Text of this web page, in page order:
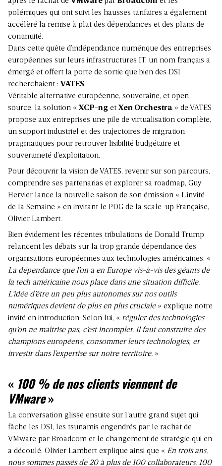
polémiques qui ont suivi les hausses tarifaires a également
accélèré la remise à plat des dépendances et des plans de
continuité.
Dans cette quête d’indépendance numérique des entreprises
européennes sur leurs infrastructures IT, un nom français a
émergé et offert la porte de sortie que bien des DSI
recherchaient : VATES.
Véritable alternative européenne, souveraine, et open
source, la solution « XCP-ng et Xen Orchestra » de VATES
propose aux entreprises une pile de virtualisation complète,
un support industriel et des trajectoires de migration
pragmatiques pour retrouver lisibilité budgétaire et
souveraineté d’exploitation.
Pour découvrir la vision de VATES, revenir sur son parcours,
comprendre ses partenarias et explorer sa roadmap, Guy
Hervier lance la nouvelle saison de son émission « L’invité
de la Semaine » en invitant le PDG de la scale-up Française,
Olivier Lambert.
Bien évidement les récentes tribulations de Donald Trump
relancent les débats sur la trop grande dépendance des
organisations européennes aux technologies américaines. «
La dépendance que l’on a en Europe vis-à-vis des géants de
la tech américaine nous place dans une situation difficile.
L’idée d’être un peu plus autonomes sur nos outils
numériques devient de plus en plus cruciale» explique notre
invité en introduction. Selon lui, « réguler des technologies
qu’on ne maîtrise pas, c’est incomplet. Il faut construire des
champions européens, consommer leurs technologies, et
investir dans l’expertise sur notre territoire. »
« 100 % de nos clients viennent de
VMware»
La conversation glisse ensuite sur l’autre grand sujet qui
fâche les DSI, les tsunamis engendrés par le rachat de
VMware par Broadcom et le changement de stratégie qui en
a découlé. Olivier Lambert explique ainsi que « En trois ans,
nous sommes passés de 20 à plus de 100 collaborateurs. 100